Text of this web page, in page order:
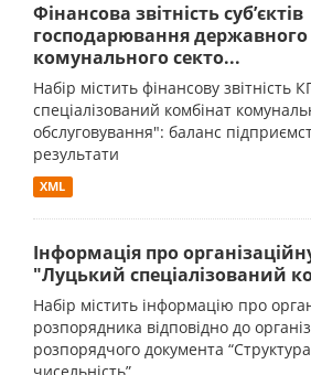
Фінансова звітність суб’єктів
господарювання державного
комунального секто...
Набір містить фінансову звітність
спеціалізований комбінат
обслуговування": баланс
результати
XML
Інформація про
"Луцький спеціалізований
Набір містить інформацію про
розпорядника відповідно до
розпорядчого документа